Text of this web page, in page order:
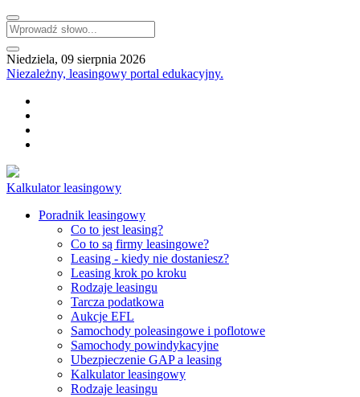
Niedziela, 09 sierpnia 2026
Niezależny, leasingowy portal edukacyjny.
Kalkulator leasingowy
Poradnik leasingowy
Co to jest leasing?
Co to są firmy leasingowe?
Leasing - kiedy nie dostaniesz?
Leasing krok po kroku
Rodzaje leasingu
Tarcza podatkowa
Aukcje EFL
Samochody poleasingowe i poflotowe
Samochody powindykacyjne
Ubezpieczenie GAP a leasing
Kalkulator leasingowy
Rodzaje leasingu